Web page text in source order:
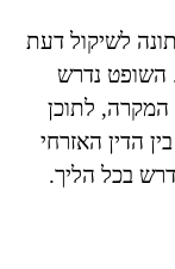
לשיקול דעת
השופט נדרש
לתוכן
הדין האזרחי
בכל הליך.